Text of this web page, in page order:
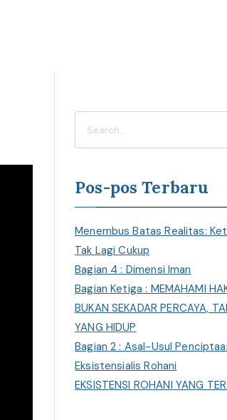
Pos-pos Terbaru
Menembus Batas Realitas:
Tak Lagi Cukup
Bagian 4 : Dimensi Iman
Bagian Ketiga : MEMAHAMI
BUKAN SEKADAR PERCAYA,
YANG HIDUP
Bagian 2 : Asal-Usul
Eksistensialis Rohani
EKSISTENSI ROHANI YANG